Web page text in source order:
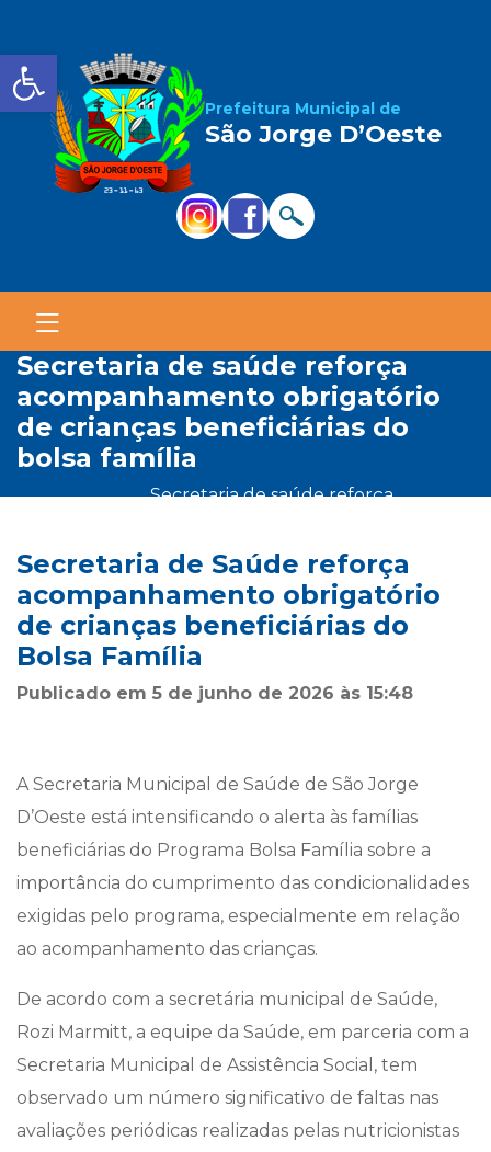
Barra de Ferramentas
Prefeitura Municipal de
São Jorge D’Oeste
secretaria de saúde reforça
acompanhamento obrigatório
de crianças beneficiárias do
bolsa família
secretaria de saúde reforça
Secretaria de Saúde reforça
acompanhamento obrigatório
de crianças beneficiárias do
Bolsa Família
Publicado em 5 de junho de 2026 às 15:48
A Secretaria Municipal de Saúde de São Jorge
D’Oeste está intensificando o alerta às famílias
beneficiárias do Programa Bolsa Família sobre a
importância do cumprimento das condicionalidades
exigidas pelo programa, especialmente em relação
ao acompanhamento das crianças.
De acordo com a secretária municipal de Saúde,
Rozi Marmitt, a equipe da Saúde, em parceria com a
Secretaria Municipal de Assistência Social, tem
observado um número significativo de faltas nas
avaliações periódicas realizadas pelas nutricionistas